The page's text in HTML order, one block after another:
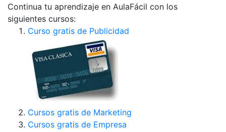
Continua tu aprendizaje en AulaFácil con los
siguientes cursos:
Curso gratis de Publicidad
Cursos gratis de Marketing
Cursos gratis de Empresa